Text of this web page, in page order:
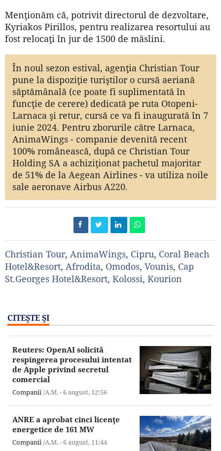
Menţionăm că, potrivit directorul de dezvoltare,
Kyriakos Pirillos, pentru realizarea resortului au
fost relocaţi în jur de 1500 de măslini.
În noul sezon estival, agenţia Christian Tour
pune la dispoziţie turiştilor o cursă aeriană
săptămânală (ce poate fi suplimentată în
funcţie de cerere) dedicată pe ruta Otopeni-
Larnaca şi retur, cursă ce va fi inaugurată în 7
iunie 2024. Pentru zborurile către Larnaca,
AnimaWings - companie devenită recent
100% românească, după ce Christian Tour
Holding SA a achiziţionat pachetul majoritar
de 51% de la Aegean Airlines - va utiliza noile
sale aeronave Airbus A220.
Christian Tour, AnimaWings, Cipru, Coral Beach
Hotel&Resort, Afrodita, Omodos, Vounis, Cap
St.Georges Hotel&Resort, Kolossi, Kourion
CITEŞTE ŞI
Reuters: OpenAI solicită
respingerea procesului intentat
de Apple privind secretul
comercial
Companii/A.M. -6 august, 12:56
ANRE a aprobat cinci licenţe
energetice de 161 MW
Companii/A.M. -6 august, 11:44